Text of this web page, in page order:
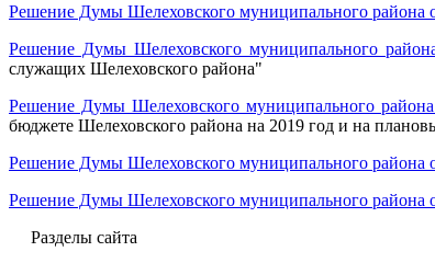
Решение Думы Шелеховского муниципального района
Решение Думы Шелеховского муниципального
служащих Шелеховского района"
Решение Думы Шелеховского муниципального
бюджете Шелеховского района на 2019 год и на
Решение Думы Шелеховского муниципального района
Решение Думы Шелеховского муниципального района
Разделы сайта